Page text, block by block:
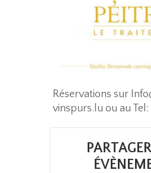
Réservations sur
vinspurs.lu ou au